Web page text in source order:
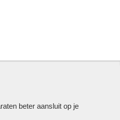
beter aansluit op je